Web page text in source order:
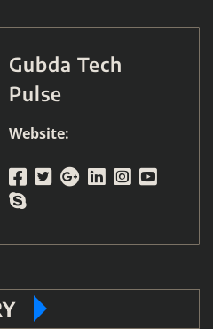
Gubda Tech
Pulse
Website: